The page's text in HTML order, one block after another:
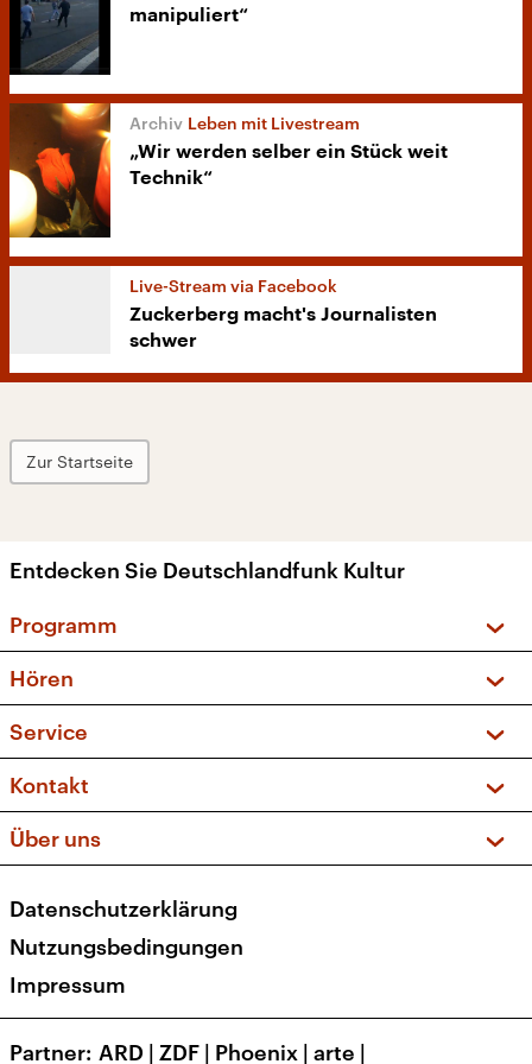
manipuliert“
Leben mit Livestream
„Wir werden selber ein Stück weit
Technik“
Live-Stream via Facebook
Zuckerberg macht's Journalisten
schwer
Zur Startseite
Entdecken Sie Deutschlandfunk Kultur
Programm
Sendungen und Podcasts
Musikliste
Kakadu – Das Kinderprogramm
Hören
Frequenzen (UKW + DAB+)
Service
FAQ
Apps
Newsletter
Veranstaltungen
Kontakt
Social Media
Über uns
Presse
Karriere
Transparenz
Datenschutzerklärung
Nutzungsbedingungen
Impressum
Partner ARD | ZDF | Phoenix | arte |